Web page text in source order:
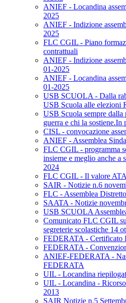
ANIEF - Locandina
2025
ANIEF - Indizione
2025
FLC CGIL - Piano
contrattuali
ANIEF - Indizione
01-2025
ANIEF - Locandina
01-2025
USB SCUOLA - Dalla
USB Scuola alle elezioni
USB Scuola sempre dalla
guerra e chi la
CISL - convocazione
ANIEF - Assemblea
FLC CGIL - programma
insieme e meglio anche a
2024
FLC CGIL - Il valore
SAIR - Notizie n.6
FLC - Assemblea
SAATA - Notizie
USB SCUOLA
Comunicato FLC CGIL
segreterie scolastiche 14
FEDERATA - Certificato
FEDERATA -
ANIEF-FEDERATA -
FEDERATA
UIL - Locandina
UIL - Locandina -
2013
SAIR Notizie n.5